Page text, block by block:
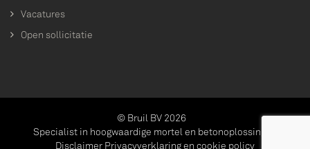
Vacatures
Open sollicitatie
© Bruil BV 2026
Specialist in hoogwaardige mortel en betonoplossingen
Disclaimer Privacyverklaring en cookie policy